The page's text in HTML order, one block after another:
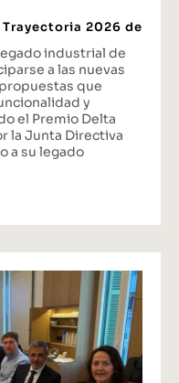
2026 de
industrial de
a las nuevas
que
y
el Premio Delta
la Junta Directiva
a su legado